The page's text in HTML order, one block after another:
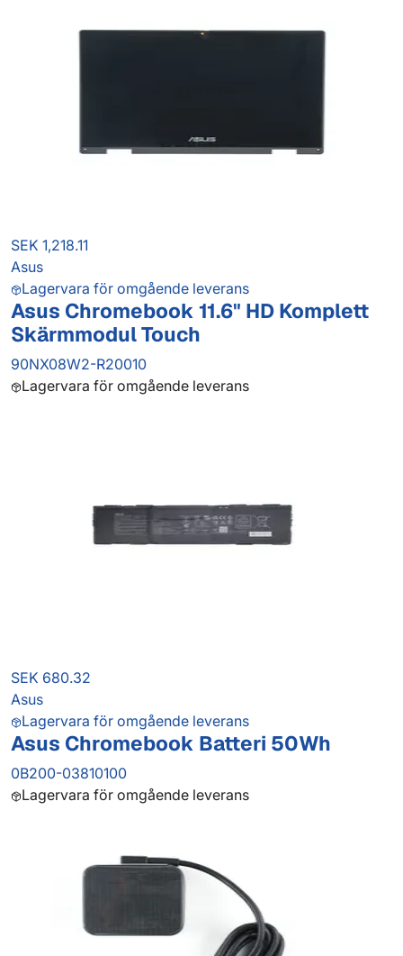
SEK 1,218.11
Asus
Lagervara för omgående leverans
Asus Chromebook 11.6" HD Komplett
Skärmmodul Touch
90NX08W2-R20010
Lagervara för omgående leverans
SEK 680.32
Asus
Lagervara för omgående leverans
Asus Chromebook Batteri 50Wh
0B200-03810100
Lagervara för omgående leverans